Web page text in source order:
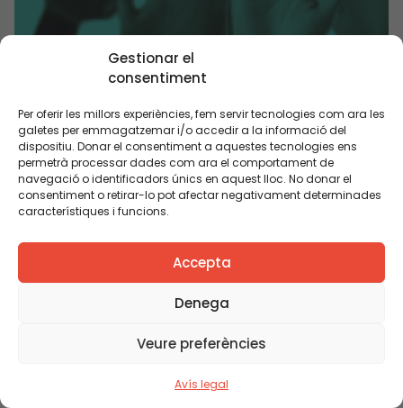
Gestionar el
consentiment
Per oferir les millors experiències, fem servir tecnologies com ara les
galetes per emmagatzemar i/o accedir a la informació del
dispositiu. Donar el consentiment a aquestes tecnologies ens
permetrà processar dades com ara el comportament de
navegació o identificadors únics en aquest lloc. No donar el
consentiment o retirar-lo pot afectar negativament determinades
característiques i funcions.
Accepta
Denega
Veure preferències
Avís legal
Consells escolars i participació de les famílies a
PUBLICACIÓ